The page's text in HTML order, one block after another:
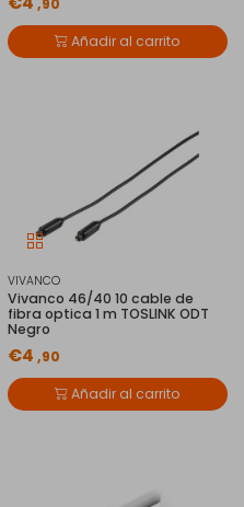
Añadir al carrito
VIVANCO
Vivanco 46/40 10 cable de
fibra optica 1 m TOSLINK ODT
Negro
€4 ,90
Añadir al carrito